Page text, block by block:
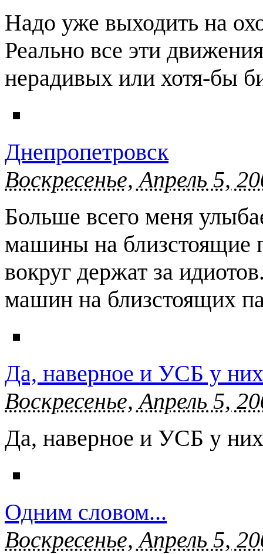
Надо уже выходить на
Реально все эти
нерадивых или хотя-бы
Днепропетровск
Воскресенье, Апрель 5,
Больше всего меня
машины на близстоящие
вокруг держат за
машин на близстоящих
Да, наверное и УСБ у них
Воскресенье, Апрель 5,
Да, наверное и УСБ у
Одним словом...
Воскресенье, Апрель 5,